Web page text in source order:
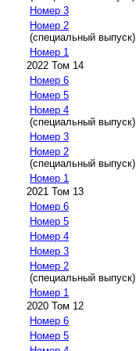
Номер 3
Номер 2
(специальный выпуск)
Номер 1
2022 Том 14
Номер 6
Номер 5
Номер 4
(специальный выпуск)
Номер 3
Номер 2
(специальный выпуск)
Номер 1
2021 Том 13
Номер 6
Номер 5
Номер 4
Номер 3
Номер 2
(специальный выпуск)
Номер 1
2020 Том 12
Номер 6
Номер 5